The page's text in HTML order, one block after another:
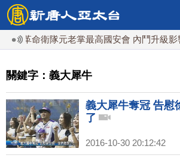
革命衛隊元老掌最高國安會 內鬥升級影響
關鍵字：義大犀牛
義大犀牛奪冠 告慰
了
2016-10-30 20:12:42